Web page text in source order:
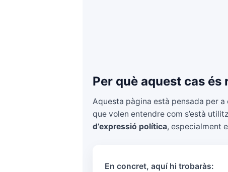
Per què aquest cas
Aquesta pàgina està pensada per
que volen entendre com s’està
d’expressió política, especialment
En concret, aquí hi trobaràs: